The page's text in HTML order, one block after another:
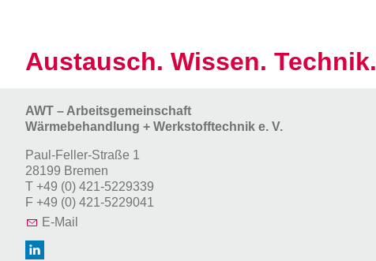
Austausch. Wissen. Technik.
AWT – Arbeitsgemeinschaft
Wärmebehandlung + Werkstofftechnik e. V.
Paul-Feller-Straße 1
28199 Bremen
T +49 (0) 421-5229339
F +49 (0) 421-5229041
E-Mail